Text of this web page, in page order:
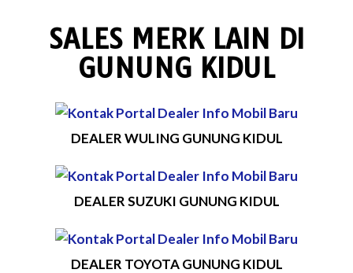
SALES MERK LAIN DI
GUNUNG KIDUL
DEALER WULING GUNUNG KIDUL
DEALER SUZUKI GUNUNG KIDUL
DEALER TOYOTA GUNUNG KIDUL